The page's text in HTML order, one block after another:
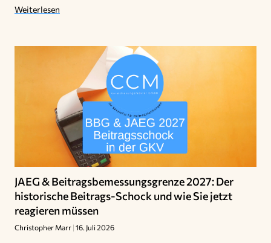
Weiterlesen
JAEG & Beitragsbemessungsgrenze 2027: Der
historische Beitrags-Schock und wie Sie jetzt
reagieren müssen
Christopher Marr 16. Juli 2026